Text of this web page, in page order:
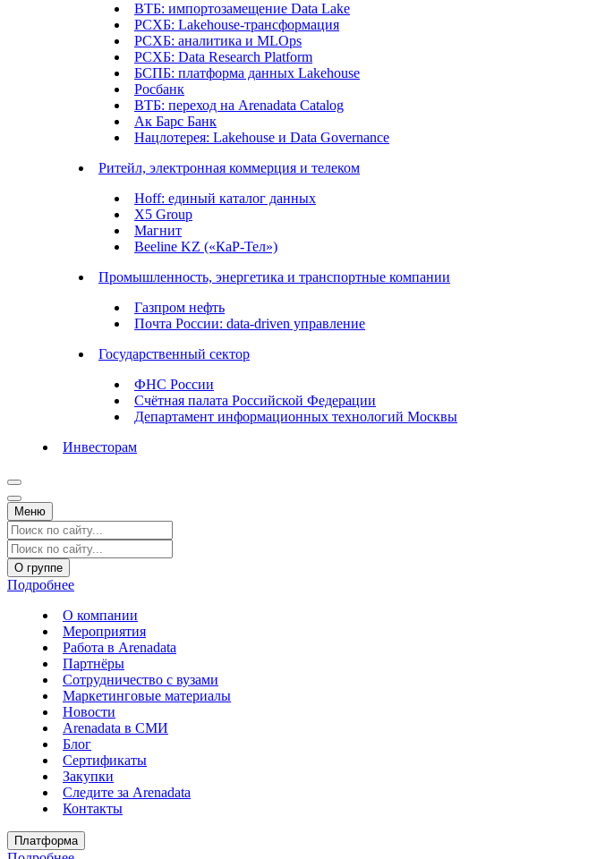
ВТБ: импортозамещение Data Lake
РСХБ: Lakehouse-трансформация
РСХБ: аналитика и MLOps
РСХБ: Data Research Platform
БСПБ: платформа данных Lakehouse
Росбанк
ВТБ: переход на Arenadata Catalog
Ак Барс Банк
Нацлотерея: Lakehouse и Data Governance
Ритейл, электронная коммерция и телеком
Hoff: единый каталог данных
X5 Group
Магнит
Beeline KZ («КаР-Тел»)
Промышленность, энергетика и транспортные компании
Газпром нефть
Почта России: data-driven управление
Государственный сектор
ФНС России
Счётная палата Российской Федерации
Департамент информационных технологий Москвы
Инвесторам
Меню
О группе
Подробнее
О компании
Мероприятия
Работа в Arenadata
Партнёры
Сотрудничество с вузами
Маркетинговые материалы
Новости
Arenadata в СМИ
Блог
Сертификаты
Закупки
Следите за Аrenadata
Контакты
Платформа